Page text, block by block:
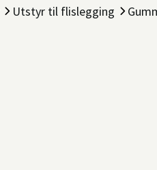
Utstyr til flislegging